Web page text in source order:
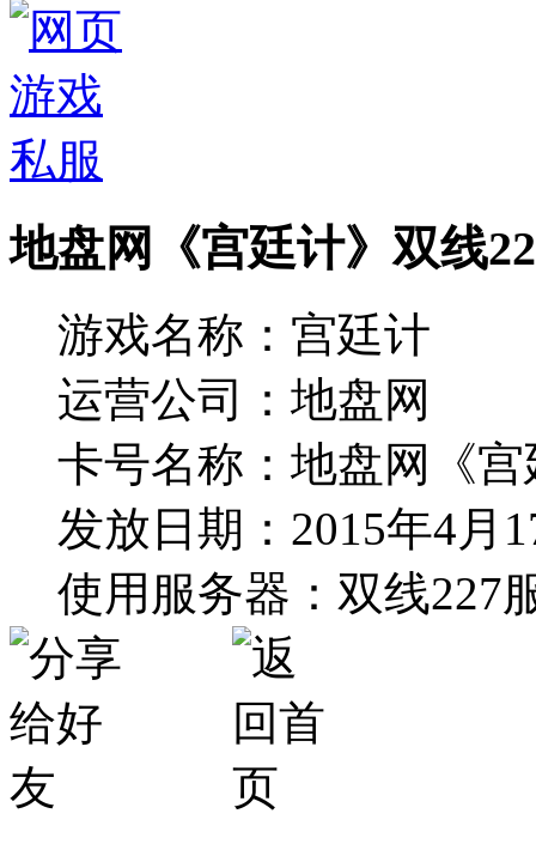
地盘网《宫廷计》双线
游戏名称：宫廷计
运营公司：地盘网
卡号名称：地盘网《
发放日期：2015年4月
使用服务器：双线227